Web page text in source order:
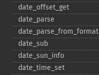
date_​offset_​get
date_​parse
date_​parse_​from_​format
date_​sub
date_​sun_​info
date_​time_​set